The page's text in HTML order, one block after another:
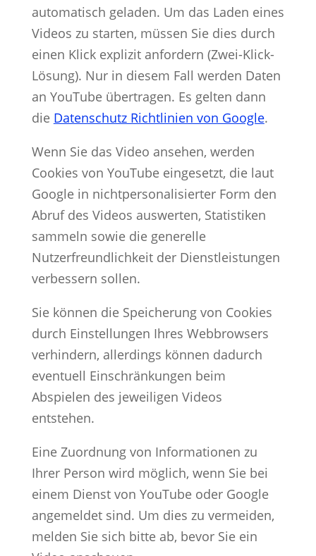
automatisch geladen. Um das Laden eines
Videos zu starten, müssen Sie dies durch
einen Klick explizit anfordern (Zwei-Klick-
Lösung). Nur in diesem Fall werden Daten
an YouTube übertragen. Es gelten dann
die Datenschutz Richtlinien von Google.
Wenn Sie das Video ansehen, werden
Cookies von YouTube eingesetzt, die laut
Google in nichtpersonalisierter Form den
Abruf des Videos auswerten, Statistiken
sammeln sowie die generelle
Nutzerfreundlichkeit der Dienstleistungen
verbessern sollen.
Sie können die Speicherung von Cookies
durch Einstellungen Ihres Webbrowsers
verhindern, allerdings können dadurch
eventuell Einschränkungen beim
Abspielen des jeweiligen Videos
entstehen.
Eine Zuordnung von Informationen zu
Ihrer Person wird möglich, wenn Sie bei
einem Dienst von YouTube oder Google
angemeldet sind. Um dies zu vermeiden,
melden Sie sich bitte ab, bevor Sie ein